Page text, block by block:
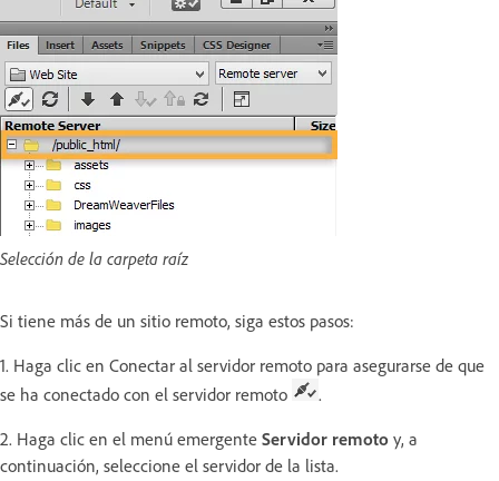
Selección de la carpeta raíz
Si tiene más de un sitio remoto, siga estos pasos:
1. Haga clic en Conectar al servidor remoto para asegurarse de que
se ha conectado con el servidor remoto
.
2. Haga clic en el menú emergente Servidor remoto y, a
continuación, seleccione el servidor de la lista.